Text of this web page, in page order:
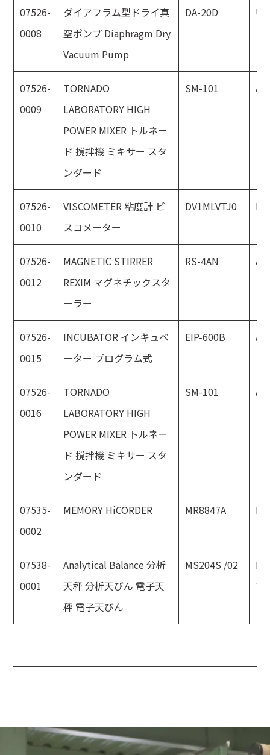
07526-
0008
ダイアフラム型ドライ真
空ポンプ Diaphragm Dry
Vacuum Pump
DA-20D
07526-
0009
TORNADO
LABORATORY HIGH
POWER MIXER トルネー
ド 撹拌機 ミキサー スタ
ンダード
SM-101
07526-
0010
VISCOMETER 粘度計 ビ
スコメーター
DV1MLVTJ0
07526-
0012
MAGNETIC STIRRER
REXIM マグネチックスタ
ーラー
RS-4AN
07526-
0015
INCUBATOR インキュベ
ーター プログラム式
EIP-600B
07526-
0016
TORNADO
LABORATORY HIGH
POWER MIXER トルネー
ド 撹拌機 ミキサー スタ
ンダード
SM-101
07535-
0002
MEMORY HiCORDER MR8847A
07538-
0001
Analytical Balance 分析
天秤 分析天びん 電子天
秤 電子天びん
MS204S /02